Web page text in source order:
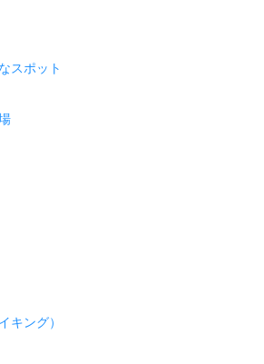
スポット
キング）